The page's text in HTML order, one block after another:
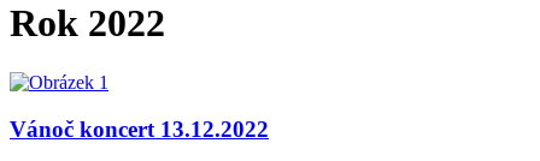
Rok 2022
Vánoč koncert 13.12.2022